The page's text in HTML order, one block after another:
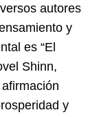
autores
y
es “El
Shinn,
y